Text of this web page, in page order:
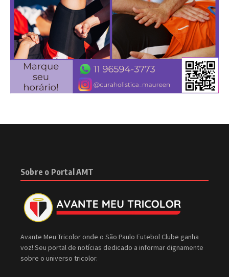
Sobre o Portal AMT
Avante Meu Tricolor onde o São Paulo Futebol Clube ganha
voz! Seu portal de notícias dedicado a informar dignamente
sobre o universo tricolor.